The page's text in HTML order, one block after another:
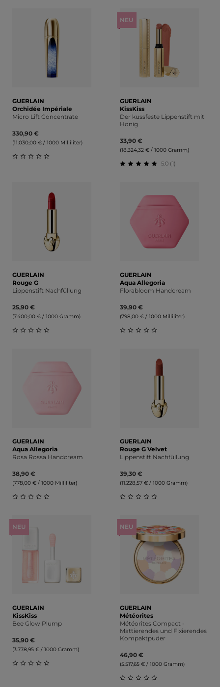
GUERLAIN
Orchidée Impériale
Micro Lift Concentrate
330,90 €
(11.030,00 € / 1000 Milliliter)
NEU
GUERLAIN
KissKiss
Der kussfeste Lippenstift mit
Honig
33,90 €
(18.324,32 € / 1000 Gramm)
5.0 (1)
GUERLAIN
Rouge G
Lippenstift Nachfüllung
25,90 €
(7.400,00 € / 1000 Gramm)
GUERLAIN
Aqua Allegoria
Florabloom Handcream
39,90 €
(798,00 € / 1000 Milliliter)
GUERLAIN
Aqua Allegoria
Rosa Rossa Handcream
38,90 €
(778,00 € / 1000 Milliliter)
GUERLAIN
Rouge G Velvet
Lippenstift Nachfüllung
39,30 €
(11.228,57 € / 1000 Gramm)
NEU
GUERLAIN
KissKiss
Bee Glow Plump
35,90 €
(3.778,95 € / 1000 Gramm)
Durchschnittliche Bewertung von 0 von 5 Sternen
NEU
GUERLAIN
Météorites
Météorites Compact -
Mattierendes und Fixierendes
Kompaktpuder
46,90 €
(5.517,65 € / 1000 Gramm)